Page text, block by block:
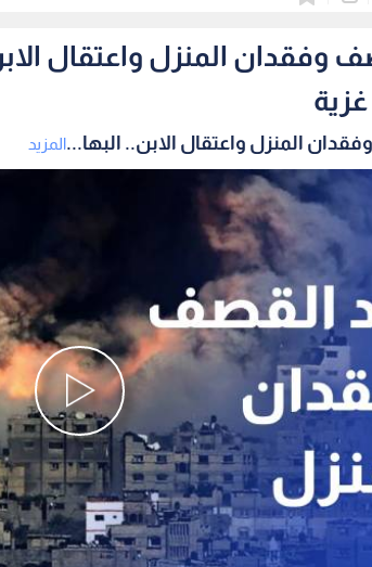
وفقدان المنزل واعتقال
المنزل واعتقال الابن.. البها...المزيد